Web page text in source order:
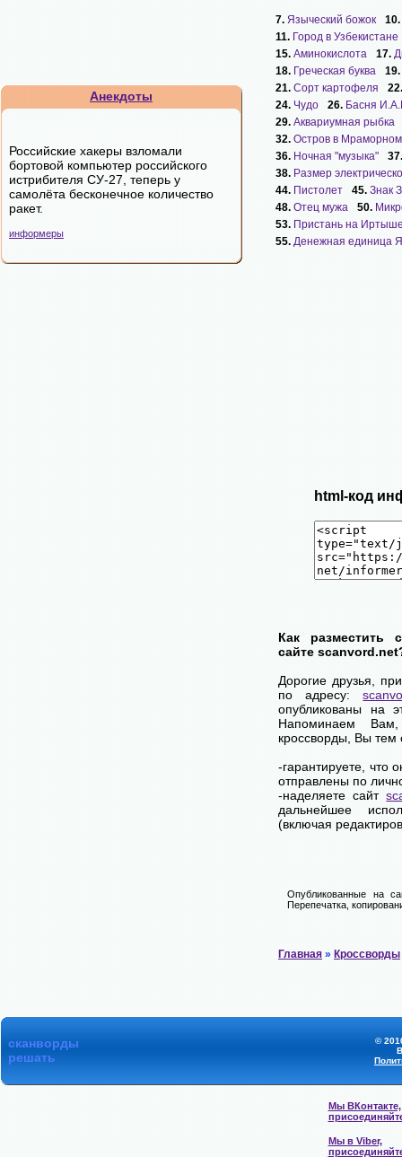
Анекдоты
Российские хакеры взломали
бортовой компьютер российского
истрибителя СУ-27, теперь у
самолёта бесконечное количество
ракет.
информеры
7. Языческий божок
10.
11. Город в Узбекистане
15. Аминокислота 17.
18. Греческая буква
19.
21. Сорт картофеля
24. Чудо 26. Басня
29. Аквариумная рыбка
32. Остров в
36. Ночная "музыка"
38. Размер
44. Пистолет 45. Знак
48. Отец мужа 50.
53. Пристань на
55. Денежная единица
html-код
Как разместить
сайте
Дорогие друзья,
по адресу:
опубликованы на
Напоминаем
кроссворды, Вы
-гарантируете, что
отправлены по
-наделяете сайт
дальнейшее
(включая
Опубликованные на
Перепечатка,
Главная » Кроссворды
сканворды
решать
©
Мы ВКонтакте,
Мы в Viber,